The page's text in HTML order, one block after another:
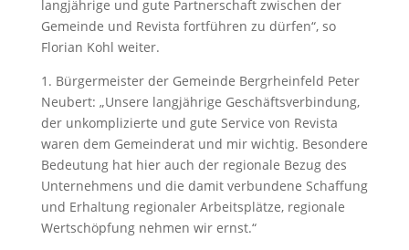
langjährige und gute Partnerschaft zwischen der
Gemeinde und Revista fortführen zu dürfen“, so
Florian Kohl weiter.
1. Bürgermeister der Gemeinde Bergrheinfeld Peter
Neubert: „Unsere langjährige Geschäftsverbindung,
der unkomplizierte und gute Service von Revista
waren dem Gemeinderat und mir wichtig. Besondere
Bedeutung hat hier auch der regionale Bezug des
Unternehmens und die damit verbundene Schaffung
und Erhaltung regionaler Arbeitsplätze, regionale
Wertschöpfung nehmen wir ernst.“